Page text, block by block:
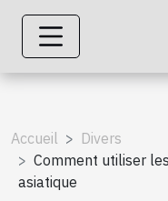
Accueil
Divers
Comment utiliser
asiatique